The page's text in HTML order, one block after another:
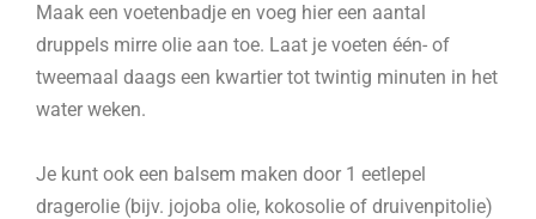
Maak een voetenbadje en voeg hier een aantal
druppels mirre olie aan toe. Laat je voeten één- of
tweemaal daags een kwartier tot twintig minuten in het
water weken.
Je kunt ook een balsem maken door 1 eetlepel
dragerolie (bijv. jojoba olie, kokosolie of druivenpitolie)